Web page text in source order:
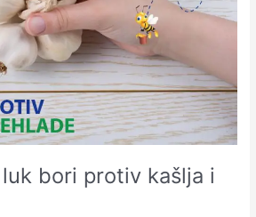
bori protiv kašlja i